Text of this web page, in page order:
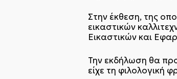
Στην έκθεση, της
εικαστικών
Εικαστικών και
Την εκδήλωση θα
είχε τη φιλολογική